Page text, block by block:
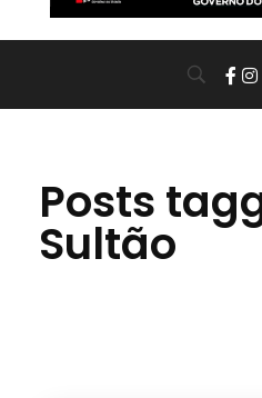
Posts
Sultão